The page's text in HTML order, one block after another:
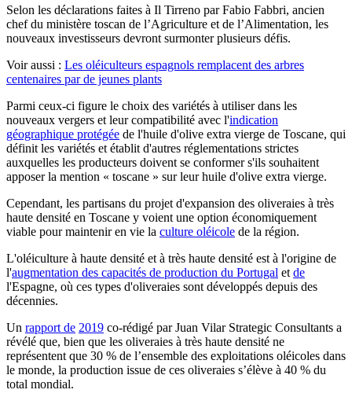
Selon les déclarations faites à Il Tirreno par Fabio Fabbri, ancien
chef du ministère toscan de l’Agriculture et de l’Alimentation, les
nouveaux investisseurs devront surmonter plusieurs défis.
Voir aussi : Les oléiculteurs espagnols remplacent des arbres
centenaires par de jeunes plants
Parmi ceux-ci figure le choix des variétés à utiliser dans les
nouveaux vergers et leur compatibilité avec l'indication
géographique protégée de l'huile d'olive extra vierge de Toscane, qui
définit les variétés et établit d'autres réglementations strictes
auxquelles les producteurs doivent se conformer s'ils souhaitent
apposer la mention « toscane » sur leur huile d'olive extra vierge.
Cependant, les partisans du projet d'expansion des oliveraies à très
haute densité en Toscane y voient une option économiquement
viable pour maintenir en vie la culture oléicole de la région.
L'oléiculture à haute densité et à très haute densité est à l'origine de
l'augmentation des capacités de production du Portugal et de
l'Espagne, où ces types d'oliveraies sont développés depuis des
décennies.
Un rapport de 2019 co-rédigé par Juan Vilar Strategic Consultants a
révélé que, bien que les oliveraies à très haute densité ne
représentent que 30 % de l’ensemble des exploitations oléicoles dans
le monde, la production issue de ces oliveraies s’élève à 40 % du
total mondial.